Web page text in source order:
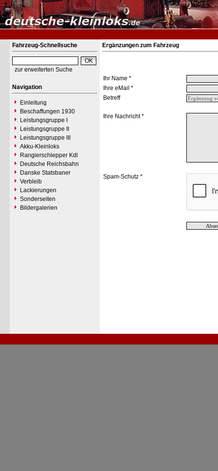
Fahrzeug-Schnellsuche
zur erweiterten Suche
Navigation
Einleitung
Beschaffungen 1930
Leistungsgruppe I
Leistungsgruppe II
Leistungsgruppe III
Akku-Kleinloks
Rangierschlepper Kdl
Deutsche Reichsbahn
Danske Statsbaner
Verbleib
Lackierungen
Sonderseiten
Bildergalerien
Ergänzungen zum Fahrzeug
Ihr Name *
Ihre eMail *
Betreff
Ihre Nachricht *
Spam-Schutz *